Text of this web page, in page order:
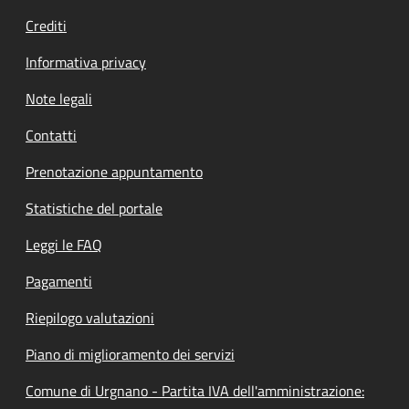
Crediti
Informativa privacy
Note legali
Contatti
Prenotazione appuntamento
Statistiche del portale
Leggi le FAQ
Pagamenti
Riepilogo valutazioni
Piano di miglioramento dei servizi
Comune di Urgnano - Partita IVA dell'amministrazione: